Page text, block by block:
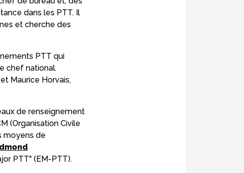
dans les PTT. Il
et cherche des
PTT qui
chef national.
Maurice Horvais,
de renseignement
(Organisation Civile
moyens de
PTT" (EM-PTT).